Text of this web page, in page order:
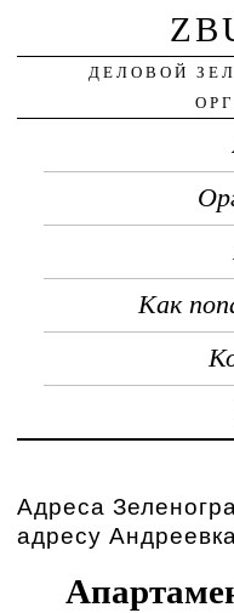
ДЕЛОВОЙ
Как
Адреса
адресу